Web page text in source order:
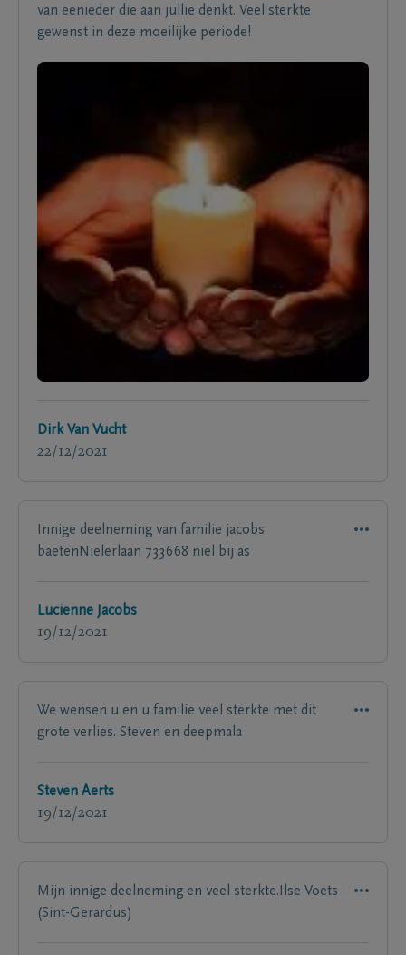
van eenieder die aan jullie denkt. Veel sterkte
gewenst in deze moeilijke periode!
Dirk Van Vucht
22/12/2021
Innige deelneming van familie jacobs
baetenNielerlaan 733668 niel bij as
Lucienne Jacobs
19/12/2021
We wensen u en u familie veel sterkte met dit
grote verlies. Steven en deepmala
Steven Aerts
19/12/2021
Mijn innige deelneming en veel sterkte.Ilse Voets
(Sint-Gerardus)